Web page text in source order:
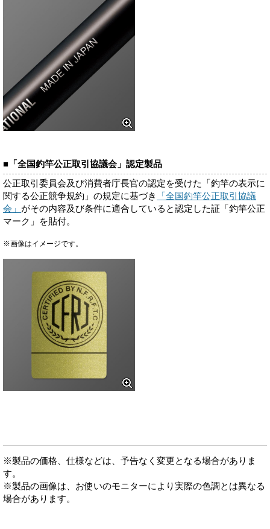
■「全国釣竿公正取引協議会」認定製品
公正取引委員会及び消費者庁長官の認定を受けた「釣竿の表示に
関する公正競争規約」の規定に基づき
「全国釣竿公正取引協議
会」 がその内容及び条件に適合していると認定した証「釣竿公正
マーク」を貼付。
※画像はイメージです。
※製品の価格、仕様などは、予告なく変更となる場合がありま
す。
※製品の画像は、お使いのモニターにより実際の色調とは異なる
場合があります。